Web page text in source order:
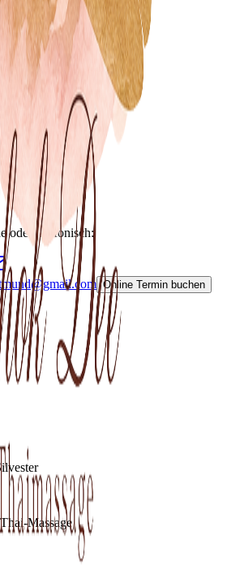
oder telefonisch:
Online Termin buchen
Massage